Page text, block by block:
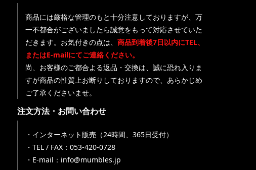
商品には厳格な管理のもと十分注意しておりますが、万
一不都合がございましたら誠意をもって対応させていた
だきます。お気付きの点は、 商品到着後7日以内にTEL、
またはE-mailにてご連絡ください。
尚、お客様のご都合よる返品・交換は、誠に恐れ入りま
すが商品の性質上お断りしておりますので、あらかじめ
ご了承くださいませ。
注文方法・お問い合わせ
・インターネット販売（24時間、365日受付）
・TEL / FAX：053-420-0728
・E-mail：info@mumbles.jp